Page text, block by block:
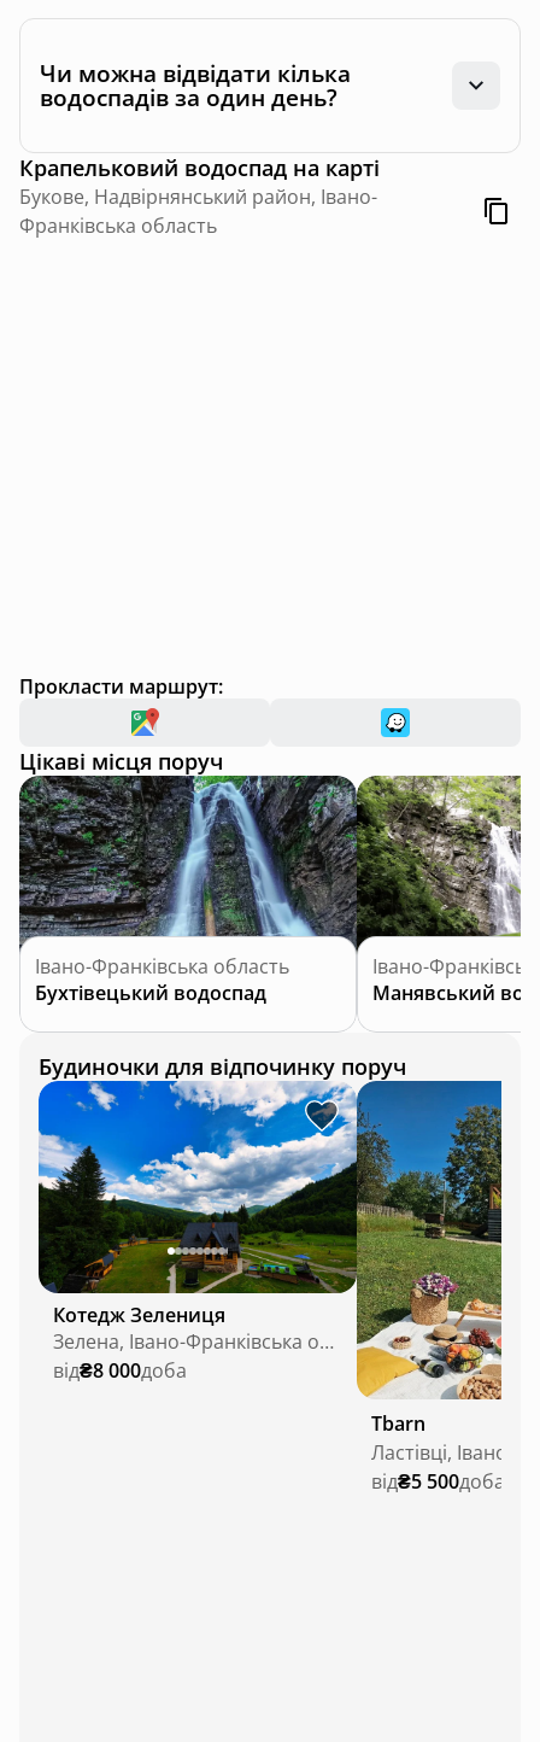
Чи можна відвідати кілька
водоспадів за один день?
Крапельковий водоспад на карті
Буковe, Надвірнянський район, Івано-
Франківська область
Прокласти маршрут:
Цікаві місця поруч
Івано-Франківська область
Бухтівецький водоспад
Івано-
Манявський
Будиночки для відпочинку поруч
Котедж Зелениця
Зелена, Івано-Франківська область
від₴8 000доба
Tbarn
від₴5 500доба